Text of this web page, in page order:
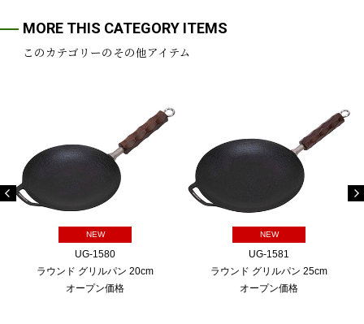
MORE THIS CATEGORY ITEMS
このカテゴリーのその他アイテム
NEW
UG-1580
ラウンド グリルパン 20cm
オープン価格
NEW
UG-1581
ラウンド グリルパン 25cm
オープン価格